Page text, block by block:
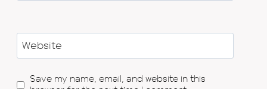
Website
Save my name, email, and website in this